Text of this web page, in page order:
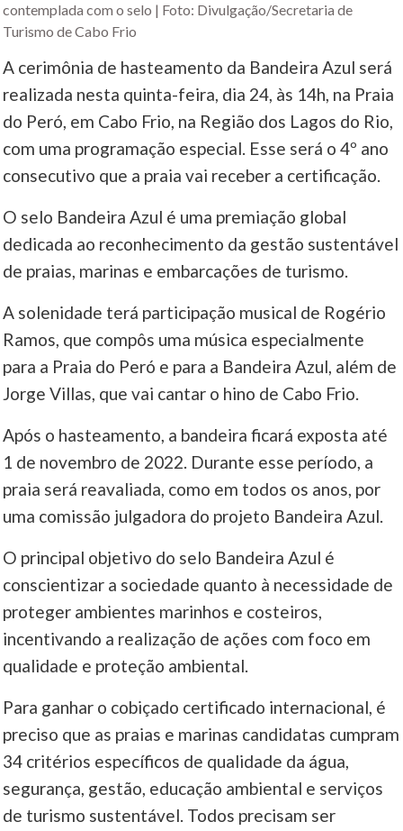
contemplada com o selo | Foto: Divulgação/Secretaria de
Turismo de Cabo Frio
A cerimônia de hasteamento da Bandeira Azul será
realizada nesta quinta-feira, dia 24, às 14h, na Praia
do Peró, em Cabo Frio, na Região dos Lagos do Rio,
com uma programação especial. Esse será o 4º ano
consecutivo que a praia vai receber a certificação.
O selo Bandeira Azul é uma premiação global
dedicada ao reconhecimento da gestão sustentável
de praias, marinas e embarcações de turismo.
A solenidade terá participação musical de Rogério
Ramos, que compôs uma música especialmente
para a Praia do Peró e para a Bandeira Azul, além de
Jorge Villas, que vai cantar o hino de Cabo Frio.
Após o hasteamento, a bandeira ficará exposta até
1 de novembro de 2022. Durante esse período, a
praia será reavaliada, como em todos os anos, por
uma comissão julgadora do projeto Bandeira Azul.
O principal objetivo do selo Bandeira Azul é
conscientizar a sociedade quanto à necessidade de
proteger ambientes marinhos e costeiros,
incentivando a realização de ações com foco em
qualidade e proteção ambiental.
Para ganhar o cobiçado certificado internacional, é
preciso que as praias e marinas candidatas cumpram
34 critérios específicos de qualidade da água,
segurança, gestão, educação ambiental e serviços
de turismo sustentável. Todos precisam ser